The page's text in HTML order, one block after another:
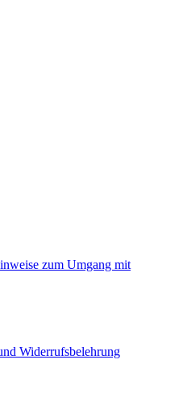
zum Umgang mit
Widerrufsbelehrung